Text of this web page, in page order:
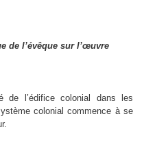
de l’évêque sur l’œuvre
de l’édifice colonial dans les
colonial commence à se